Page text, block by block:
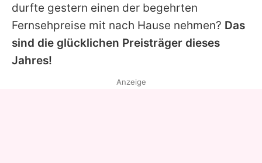
durfte gestern einen der begehrten
Fernsehpreise mit nach Hause nehmen? Das
sind die glücklichen Preisträger dieses
Jahres!
Anzeige